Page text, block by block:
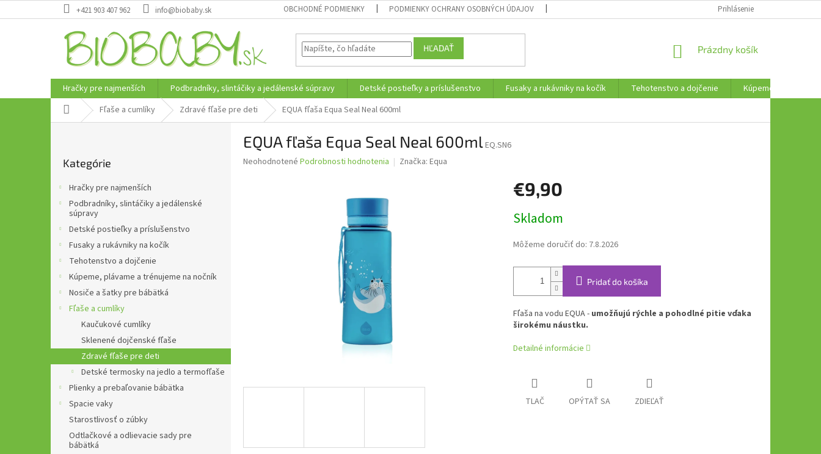
na
+421 903 407 962 info@biobaby.sk OBCHODNÉ PODMIENKY PODMIENKY OCHRANY OSOBNÝCH ÚDAJOV Prihlásenie
HĽADAŤ
NÁKUPNÝ
Prázdny košík
Hračky pre najmenších Podbradníky, slintáčiky a jedálenské súpravy Detské postieľky a príslušenstvo Fusaky a rukávniky na kočík Tehotenstvo a dojčenie
Kúpeme, plávame a
DomovFľaše a cumlíky Zdravé fľaše pre deti EQUA fľaša Equa Seal Neal 600ml
kategórie
Kategórie
Hračky pre najmenších
Podbradníky, slintáčiky a jedálenské
súpravy
Detské postieľky a príslušenstvo
Fusaky a rukávniky na kočík
Tehotenstvo a dojčenie
Kúpeme, plávame a trénujeme na nočník
Nosiče a šatky pre bábätká
Fľaše a cumlíky
Kaučukové cumlíky
Sklenené dojčenské fľaše
Zdravé fľaše pre deti
Detské termosky na jedlo a termofľaše
Plienky a prebaľovanie bábätka
Spacie vaky
Starostlivosť o zúbky
Odtlačkové a odlievacie sady pre
bábätká
EQUA fľaša Equa Seal Neal 600mlEQ.SN6
Priemerné
Neohodnotené Podrobnosti hodnotenia Značka: Equa
€9,90
cena:
Skladom
Môžeme doručiť do: 7.8.2026
Pridať do košíka
Fľaša na vodu EQUA - umožňujú rýchle a pohodlné pitie vďaka
širokému náustku.
Detailné informácie
TLAČ OPÝTAŤ SA ZDIEĽAŤ